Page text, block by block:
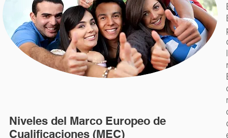
Niveles del Marco Europeo de
Cualificaciones (MEC)